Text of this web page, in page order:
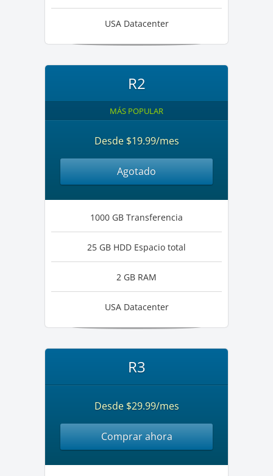
USA Datacenter
R2
MÁS POPULAR
Desde $19.99/mes
Agotado
1000 GB Transferencia
25 GB HDD Espacio total
2 GB RAM
USA Datacenter
R3
Desde $29.99/mes
Comprar ahora